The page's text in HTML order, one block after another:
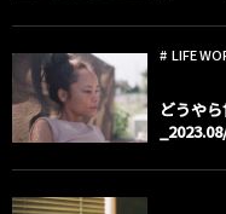
LIFE
どうや